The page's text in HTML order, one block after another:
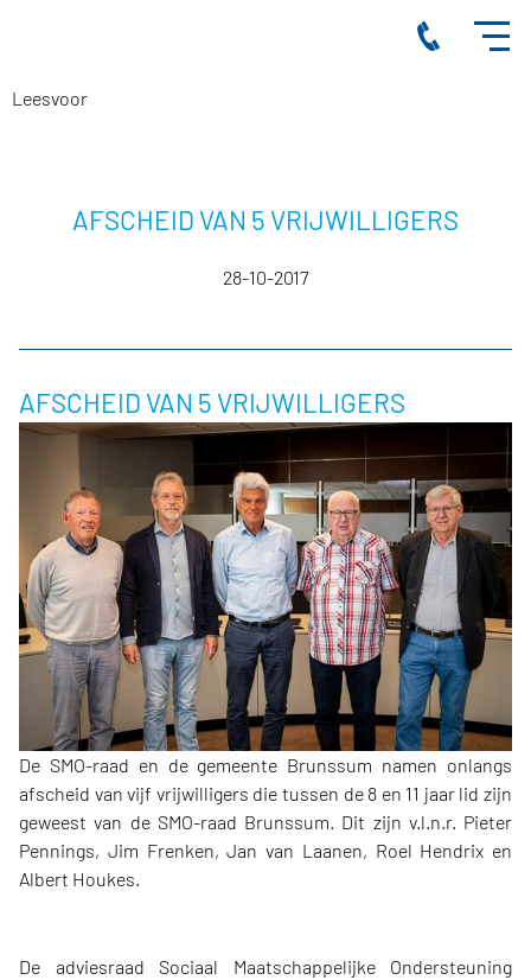
Leesvoor
AFSCHEID VAN 5 VRIJWILLIGERS
28-10-2017
AFSCHEID VAN 5 VRIJWILLIGERS
De SMO-raad en de gemeente Brunssum namen onlangs
afscheid van vijf vrijwilligers die tussen de 8 en 11 jaar lid zijn
geweest van de SMO-raad Brunssum. Dit zijn v.l.n.r. Pieter
Pennings, Jim Frenken, Jan van Laanen, Roel Hendrix en
Albert Houkes.
De adviesraad Sociaal Maatschappelijke Ondersteuning